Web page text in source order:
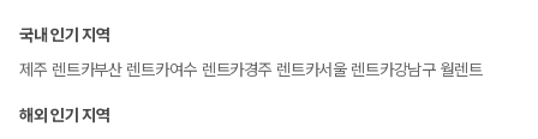
국내 인기 지역
제주 렌트카부산 렌트카여수 렌트카경주 렌트카서울 렌트카강남구 월렌트
해외 인기 지역